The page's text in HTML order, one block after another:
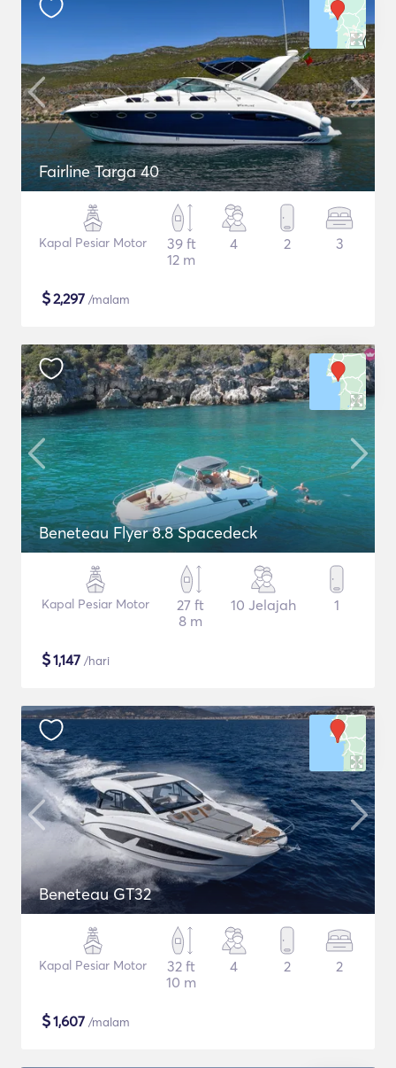
Fairline Targa 40
Kapal Pesiar Motor
39 ft
12 m
4 2 3
$2,297 /malam
Beneteau Flyer 8.8 Spacedeck
Kapal Pesiar Motor
27 ft
8 m
10 Jelajah 1
$1,147 /hari
Beneteau GT32
Kapal Pesiar Motor
32 ft
10 m
4 2 2
$1,607 /malam